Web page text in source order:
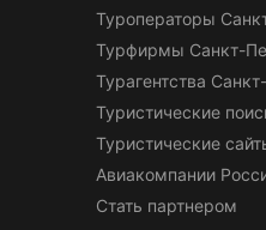
Туроператоры
Турфирмы Санкт-
Турагентства
Туристические
Туристические
Авиакомпании
Стать партнером